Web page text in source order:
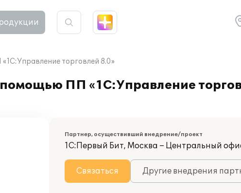
торговлей 8.0»
ПП «1С:Управление
Партнер, осуществивший внедрение/проект
1С:Первый Бит, Москва – Центральный
Связаться Другие внедрения